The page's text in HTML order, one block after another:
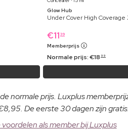
Glow Hub
Under Cover High Coverage
€11 39
Memberprijs
Normale prijs:€18 99
normale prijs. Luxplus
De eerste 30 dagen zijn
voordelen als member bij Luxplus